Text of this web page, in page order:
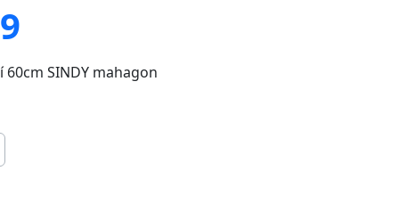
60cm SINDY mahagon